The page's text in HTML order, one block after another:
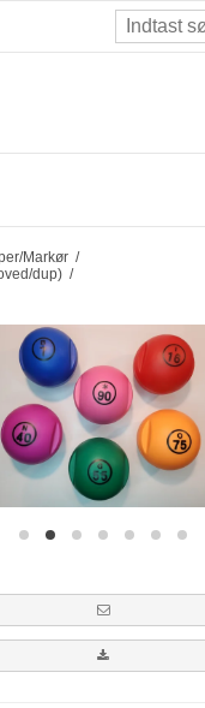
Markør /
dup) /